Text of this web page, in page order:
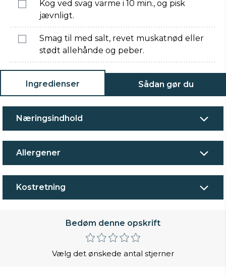
Kog ved svag varme i 10 min., og pisk
jævnligt.
Smag til med salt, revet muskatnød eller
stødt allehånde og peber.
Ingredienser Sådan gør du
Næringsindhold
Allergener
Kostretning
Bedøm denne opskrift
Vælg det ønskede antal stjerner